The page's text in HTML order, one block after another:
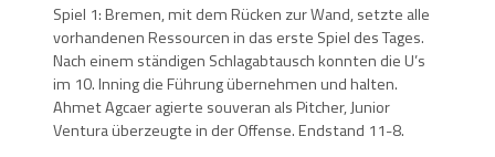
Spiel 1: Bremen, mit dem Rücken zur Wand, setzte alle
vorhandenen Ressourcen in das erste Spiel des Tages.
Nach einem ständigen Schlagabtausch konnten die U’s
im 10. Inning die Führung übernehmen und halten.
Ahmet Agcaer agierte souveran als Pitcher, Junior
Ventura überzeugte in der Offense. Endstand 11-8.